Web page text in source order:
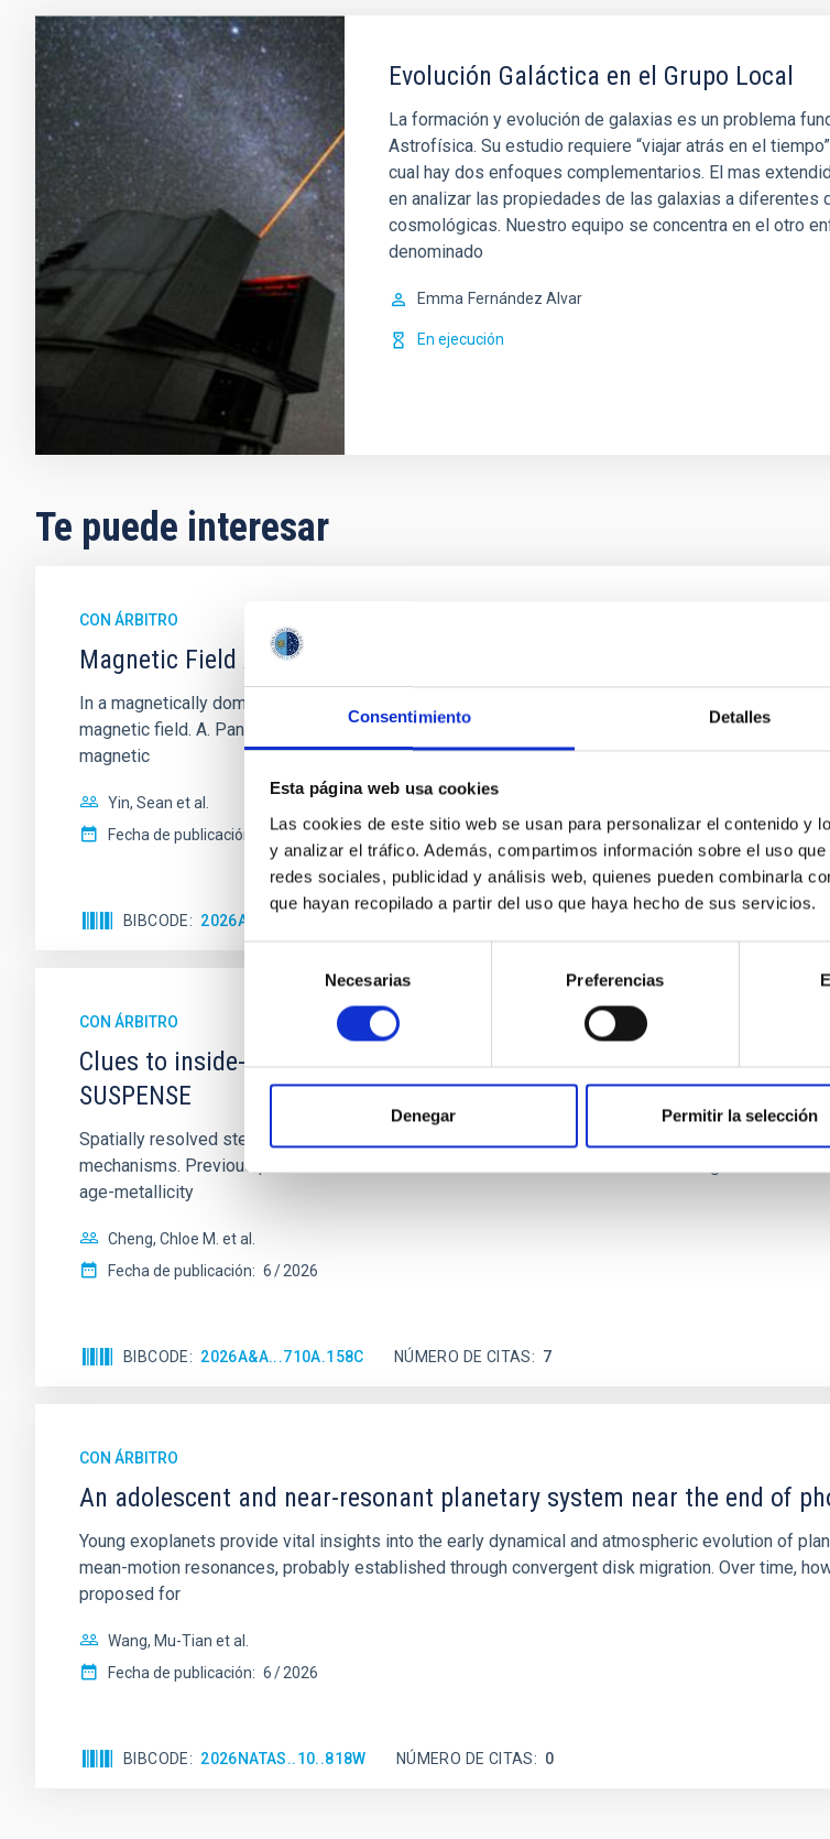
Consentimiento Detalles
Esta página web usa cookies
Las cookies de este sitio web se usan para personalizar el contenido y
y analizar el tráfico. Además, compartimos información sobre el uso
redes sociales, publicidad y análisis web, quienes pueden combinarla
que hayan recopilado a partir del uso que haya hecho de sus servicios.
consentimiento
Necesarias Preferencias
Denegar Permitir la selección
Evolución Galáctica en el Grupo Local
La formación y evolución de galaxias es un problema
Astrofísica. Su estudio requiere “viajar atrás en el
cual hay dos enfoques complementarios. El mas
en analizar las propiedades de las galaxias a diferentes
cosmológicas. Nuestro equipo se concentra en el otro
denominado
Emma Fernández Alvar
En ejecución
Te puede interesar
CON ÁRBITRO
Magnetic Field Alignment with Dense Cores in the Transition between
In a magnetically dominated model of star formation, we expect to see alignments between
magnetic field. A. Pandhi et al. showed instead, however, that the orientation of cores and their
magnetic
Yin, Sean et al.
Fecha de publicación:
5 2026
BIBCODE 2026APJ..1003...83Y
CON ÁRBITRO
Clues to inside-out quenching in quiescent galaxies at 1.2 ≲ z ≲ 2.2:
SUSPENSE
Spatially resolved stellar populations of massive quiescent galaxies at cosmic noon provide
mechanisms. Previous photometric studies have revealed that the cores of these galaxies are
age-metallicity
Cheng, Chloe M. et al.
Fecha de publicación: 6 2026
BIBCODE 2026A&A...710A.158C NÚMERO DE CITAS 7
CON ÁRBITRO
An adolescent and near-resonant planetary system near the end of
Young exoplanets provide vital insights into the early dynamical and atmospheric evolution of
mean-motion resonances, probably established through convergent disk migration. Over time,
proposed for
Wang, Mu-Tian et al.
Fecha de publicación: 6 2026
BIBCODE 2026NATAS..10..818W NÚMERO DE CITAS 0